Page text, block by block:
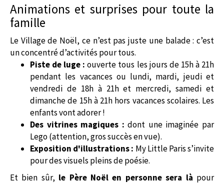
Animations et surprises pour toute la
famille
Le Village de Noël, ce n’est pas juste une balade : c’est
un concentré d’activités pour tous.
Piste de luge : ouverte tous les jours de 15h à 21h
pendant les vacances ou lundi, mardi, jeudi et
vendredi de 18h à 21h et mercredi, samedi et
dimanche de 15h à 21h hors vacances scolaires. Les
enfants vont adorer !
Des vitrines magiques : dont une imaginée par
Lego (attention, gros succès en vue).
Exposition d'illustrations : My Little Paris s’invite
pour des visuels pleins de poésie.
Et bien sûr, le Père Noël en personne sera là pour